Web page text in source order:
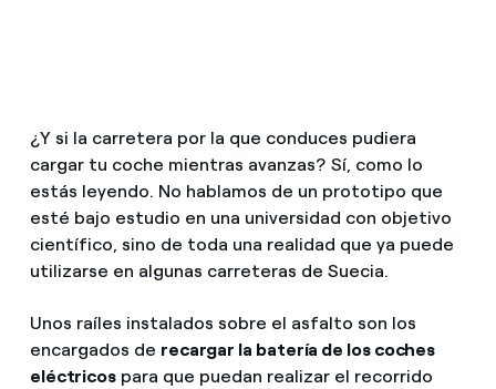
compañía?
Ofertas para autónomos y Pymes
¿Gestionas varias comunidades de propietarios?
Te ayudamos
Compromiso
Blog
Estafas telefónicas
¿Y si la carretera por la que conduces pudiera
cargar tu coche mientras avanzas? Sí, como lo
estás leyendo. No hablamos de un prototipo que
esté bajo estudio en una universidad con objetivo
científico, sino de toda una realidad que ya puede
utilizarse en algunas carreteras de Suecia.
Unos raíles instalados sobre el asfalto son los
encargados de recargar la batería de los coches
eléctricos para que puedan realizar el recorrido